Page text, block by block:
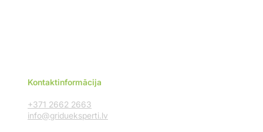
Kontaktinformācija
+371 2662 2663
info@gridueksperti.lv